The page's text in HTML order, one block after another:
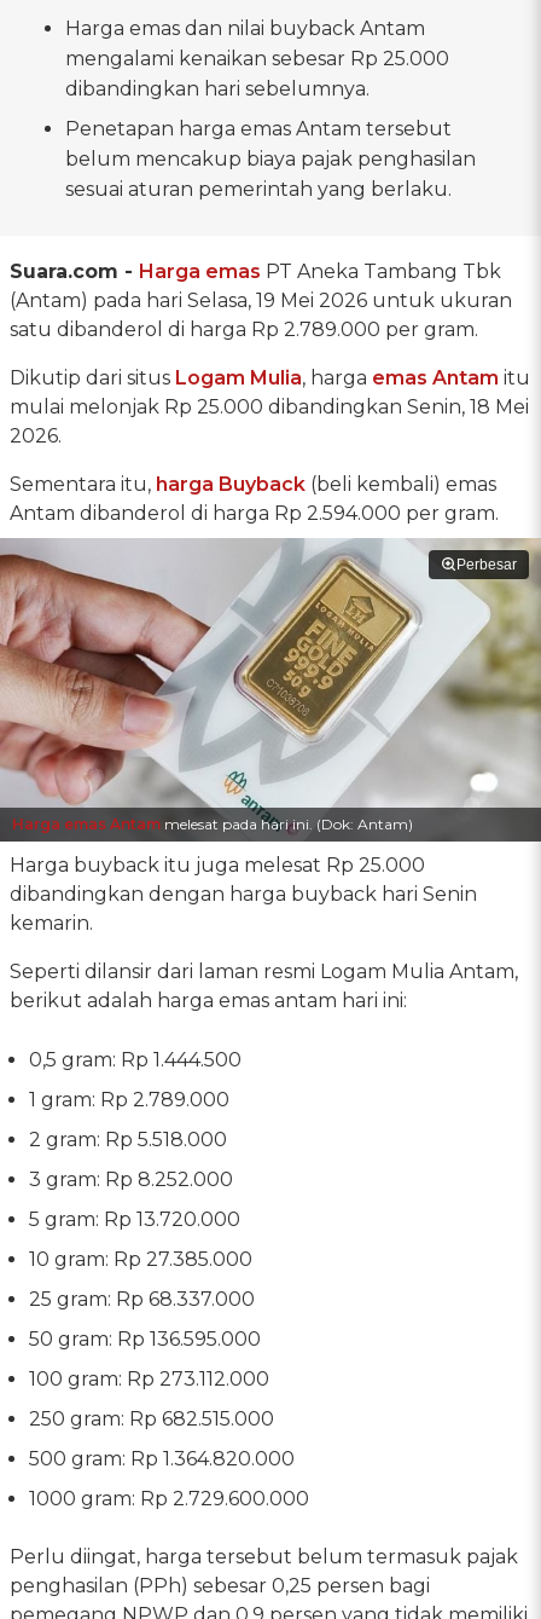
Harga emas dan nilai buyback Antam
mengalami kenaikan sebesar Rp 25.000
dibandingkan hari sebelumnya.
Penetapan harga emas Antam tersebut
belum mencakup biaya pajak penghasilan
sesuai aturan pemerintah yang berlaku.
Suara.com - Harga emas PT Aneka Tambang Tbk
(Antam) pada hari Selasa, 19 Mei 2026 untuk ukuran
satu dibanderol di harga Rp 2.789.000 per gram.
Dikutip dari situs Logam Mulia, harga emas Antam itu
mulai melonjak Rp 25.000 dibandingkan Senin, 18 Mei
2026.
Sementara itu, harga Buyback (beli kembali) emas
Antam dibanderol di harga Rp 2.594.000 per gram.
Perbesar
Harga emas Antam melesat pada hari ini. (Dok: Antam)
Harga buyback itu juga melesat Rp 25.000
dibandingkan dengan harga buyback hari Senin
kemarin.
Seperti dilansir dari laman resmi Logam Mulia Antam,
berikut adalah harga emas antam hari ini:
0,5 gram: Rp 1.444.500
1 gram: Rp 2.789.000
2 gram: Rp 5.518.000
3 gram: Rp 8.252.000
5 gram: Rp 13.720.000
10 gram: Rp 27.385.000
25 gram: Rp 68.337.000
50 gram: Rp 136.595.000
100 gram: Rp 273.112.000
250 gram: Rp 682.515.000
500 gram: Rp 1.364.820.000
1000 gram: Rp 2.729.600.000
Perlu diingat, harga tersebut belum termasuk pajak
penghasilan (PPh) sebesar 0,25 persen bagi